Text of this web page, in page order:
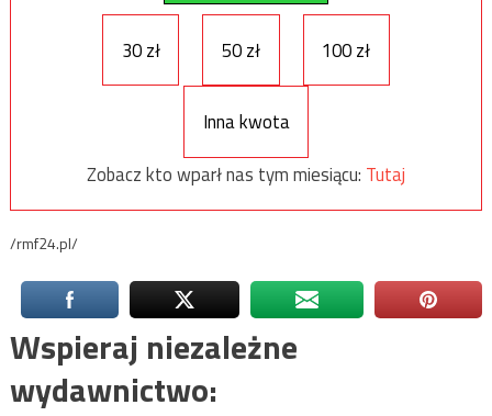
30 zł 50 zł 100 zł
Inna kwota
Zobacz kto wparł nas tym miesiącu: Tutaj
/rmf24.pl/
Wspieraj niezależne
wydawnictwo: